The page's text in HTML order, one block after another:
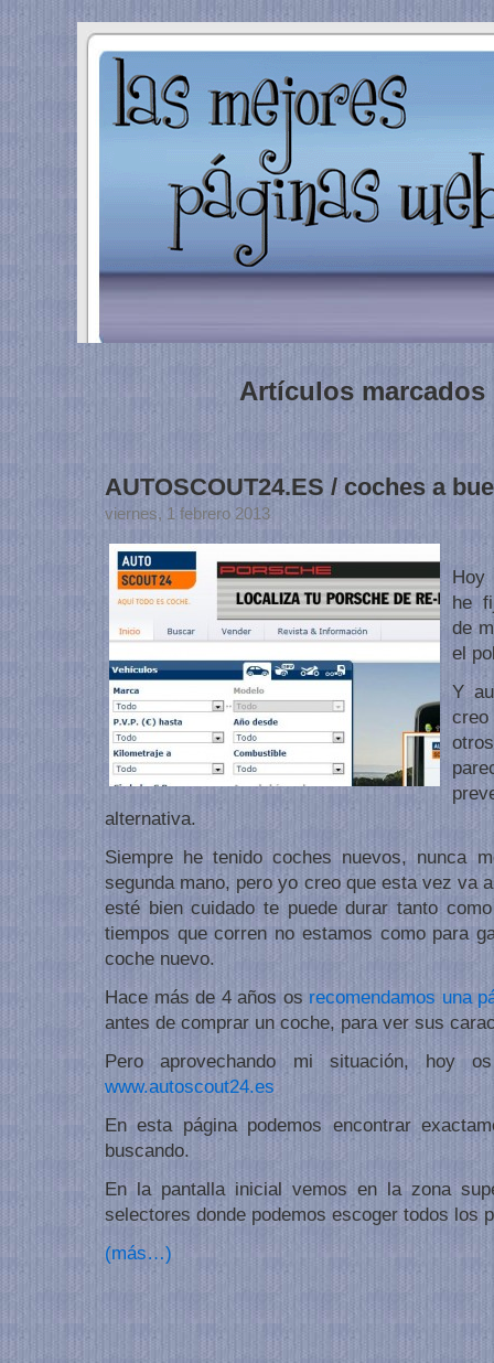
Artículos marcados
AUTOSCOUT24.ES / coches a
viernes, 1 febrero 2013
Hoy
he
de
el
Y
creo
alternativa.
Siempre he tenido coches nuevos, nunca
segunda mano, pero yo creo que esta vez va
esté bien cuidado te puede durar tanto
tiempos que corren no estamos como para
coche nuevo.
Hace más de 4 años os recomendamos una
antes de comprar un coche, para ver sus
Pero aprovechando mi situación, hoy
www.autoscout24.es
En esta página podemos encontrar
buscando.
En la pantalla inicial vemos en la zona
selectores donde podemos escoger todos los
(más…)